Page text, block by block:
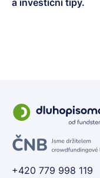
a investiční tipy.
+420 779 998 119